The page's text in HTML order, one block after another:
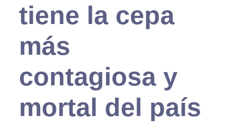
tiene la cepa
más
contagiosa y
mortal del país